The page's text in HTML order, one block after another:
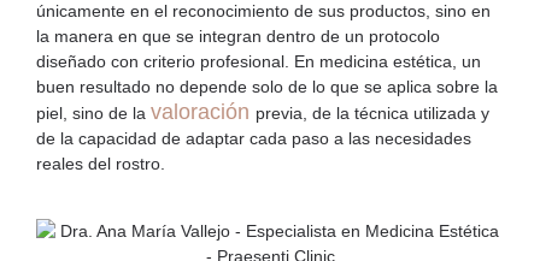
únicamente en el reconocimiento de sus productos, sino en
la manera en que se integran dentro de un protocolo
diseñado con criterio profesional. En medicina estética, un
buen resultado no depende solo de lo que se aplica sobre la
piel, sino de la valoración previa, de la técnica utilizada y
de la capacidad de adaptar cada paso a las necesidades
reales del rostro.